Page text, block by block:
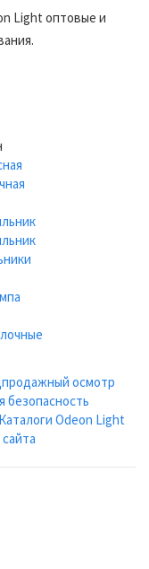
Light оптовые и
осмотр
безопасность
Каталоги Odeon Light